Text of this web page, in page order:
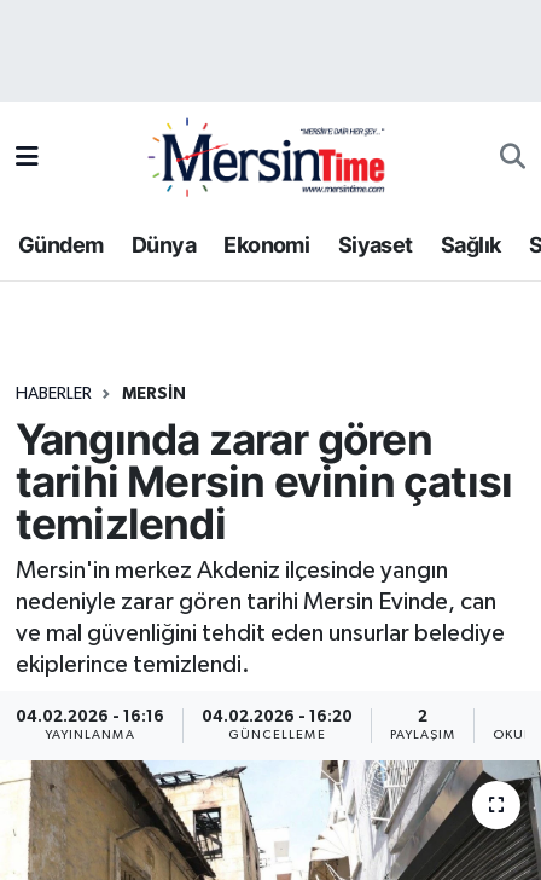
Gündem Dünya Ekonomi Siyaset Sağlık
HABERLER MERSIN
Yangında zarar gören
tarihi Mersin evinin çatısı
temizlendi
Mersin'in merkez Akdeniz ilçesinde yangın
nedeniyle zarar gören tarihi Mersin Evinde, can
ve mal güvenliğini tehdit eden unsurlar belediye
ekiplerince temizlendi.
04.02.2026 - 16:16
YAYINLANMA
04.02.2026 - 16:20
GÜNCELLEME
2
PAYLAŞIM
Bilim-Teknoloji
Dünya
Ekonomi
Gündem
Kültür-Sanat
Resmi İlan
Sağlık
Siyaset
Spor
Yaşam
Trafik Durumu
Tüm Manşetler
Haber Arşivi